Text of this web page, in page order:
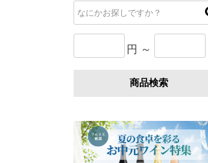
円 ～
商品検索